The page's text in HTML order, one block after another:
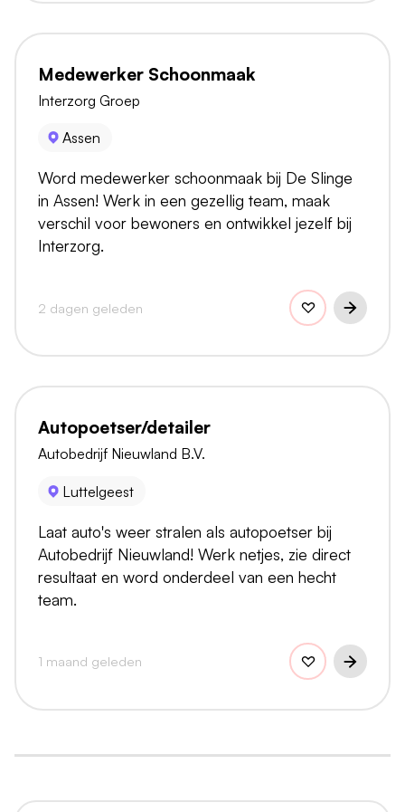
Medewerker Schoonmaak
Interzorg Groep
Assen
Word medewerker schoonmaak bij De Slinge
in Assen! Werk in een gezellig team, maak
verschil voor bewoners en ontwikkel jezelf bij
Interzorg.
2 dagen geleden
Autopoetser/detailer
Autobedrijf Nieuwland B.V.
Luttelgeest
Laat auto's weer stralen als autopoetser bij
Autobedrijf Nieuwland! Werk netjes, zie direct
resultaat en word onderdeel van een hecht
team.
1 maand geleden